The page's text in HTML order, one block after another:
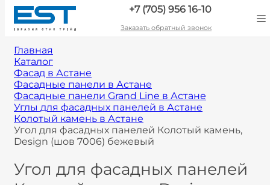
+7 (705) 956 16-10
Заказать обратный звонок
Главная
Каталог
Фасад в Астане
Фасадные панели в Астане
Фасадные панели Grand Line в Астане
Углы для фасадных панелей в Астане
Колотый камень в Астане
Угол для фасадных панелей Колотый камень,
Design (шов 7006) бежевый
Угол для фасадных панелей